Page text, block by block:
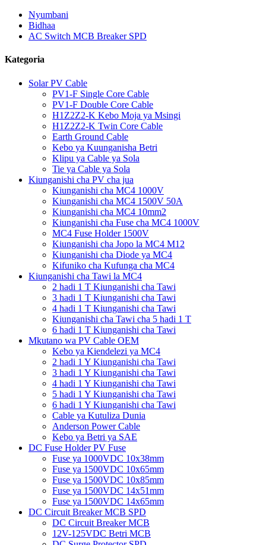
Nyumbani
Bidhaa
AC Switch MCB Breaker SPD
Kategoria
Solar PV Cable
PV1-F Single Core Cable
PV1-F Double Core Cable
H1Z2Z2-K Kebo Moja ya Msingi
H1Z2Z2-K Twin Core Cable
Earth Ground Cable
Kebo ya Kuunganisha Betri
Klipu ya Cable ya Sola
Tie ya Cable ya Sola
Kiunganishi cha PV cha jua
Kiunganishi cha MC4 1000V
Kiunganishi cha MC4 1500V 50A
Kiunganishi cha MC4 10mm2
Kiunganishi cha Fuse cha MC4 1000V
MC4 Fuse Holder 1500V
Kiunganishi cha Jopo la MC4 M12
Kiunganishi cha Diode ya MC4
Kifuniko cha Kufunga cha MC4
Kiunganishi cha Tawi la MC4
2 hadi 1 T Kiunganishi cha Tawi
3 hadi 1 T Kiunganishi cha Tawi
4 hadi 1 T Kiunganishi cha Tawi
Kiunganishi cha Tawi cha 5 hadi 1 T
6 hadi 1 T Kiunganishi cha Tawi
Mkutano wa PV Cable OEM
Kebo ya Kiendelezi ya MC4
2 hadi 1 Y Kiunganishi cha Tawi
3 hadi 1 Y Kiunganishi cha Tawi
4 hadi 1 Y Kiunganishi cha Tawi
5 hadi 1 Y Kiunganishi cha Tawi
6 hadi 1 Y Kiunganishi cha Tawi
Cable ya Kutuliza Dunia
Anderson Power Cable
Kebo ya Betri ya SAE
DC Fuse Holder PV Fuse
Fuse ya 1000VDC 10x38mm
Fuse ya 1500VDC 10x65mm
Fuse ya 1500VDC 10x85mm
Fuse ya 1500VDC 14x51mm
Fuse ya 1500VDC 14x65mm
DC Circuit Breaker MCB SPD
DC Circuit Breaker MCB
12V-125VDC Betri MCB